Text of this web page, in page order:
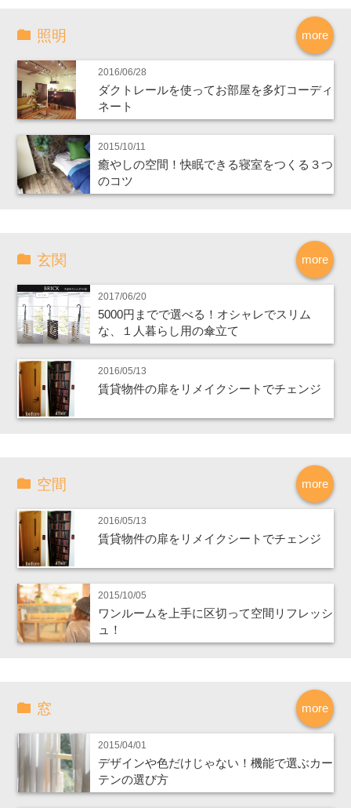
more
照明
2016/06/28
ダクトレールを使ってお部屋を多灯コーディ
ネート
2015/10/11
癒やしの空間！快眠できる寝室をつくる３つ
のコツ
more
玄関
2017/06/20
5000円までで選べる！オシャレでスリム
な、１人暮らし用の傘立て
2016/05/13
賃貸物件の扉をリメイクシートでチェンジ
more
空間
2016/05/13
賃貸物件の扉をリメイクシートでチェンジ
2015/10/05
ワンルームを上手に区切って空間リフレッシ
ュ！
more
窓
2015/04/01
デザインや色だけじゃない！機能で選ぶカー
テンの選び方